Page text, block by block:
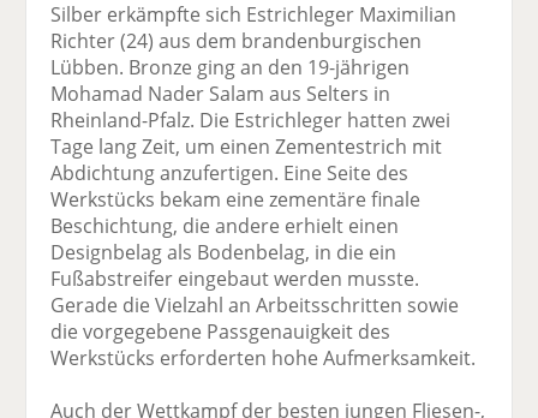
Silber erkämpfte sich Estrichleger Maximilian
Richter (24) aus dem brandenburgischen
Lübben. Bronze ging an den 19-jährigen
Mohamad Nader Salam aus Selters in
Rheinland-Pfalz. Die Estrichleger hatten zwei
Tage lang Zeit, um einen Zementestrich mit
Abdichtung anzufertigen. Eine Seite des
Werkstücks bekam eine zementäre finale
Beschichtung, die andere erhielt einen
Designbelag als Bodenbelag, in die ein
Fußabstreifer eingebaut werden musste.
Gerade die Vielzahl an Arbeitsschritten sowie
die vorgegebene Passgenauigkeit des
Werkstücks erforderten hohe Aufmerksamkeit.
Auch der Wettkampf der besten jungen Fliesen-,